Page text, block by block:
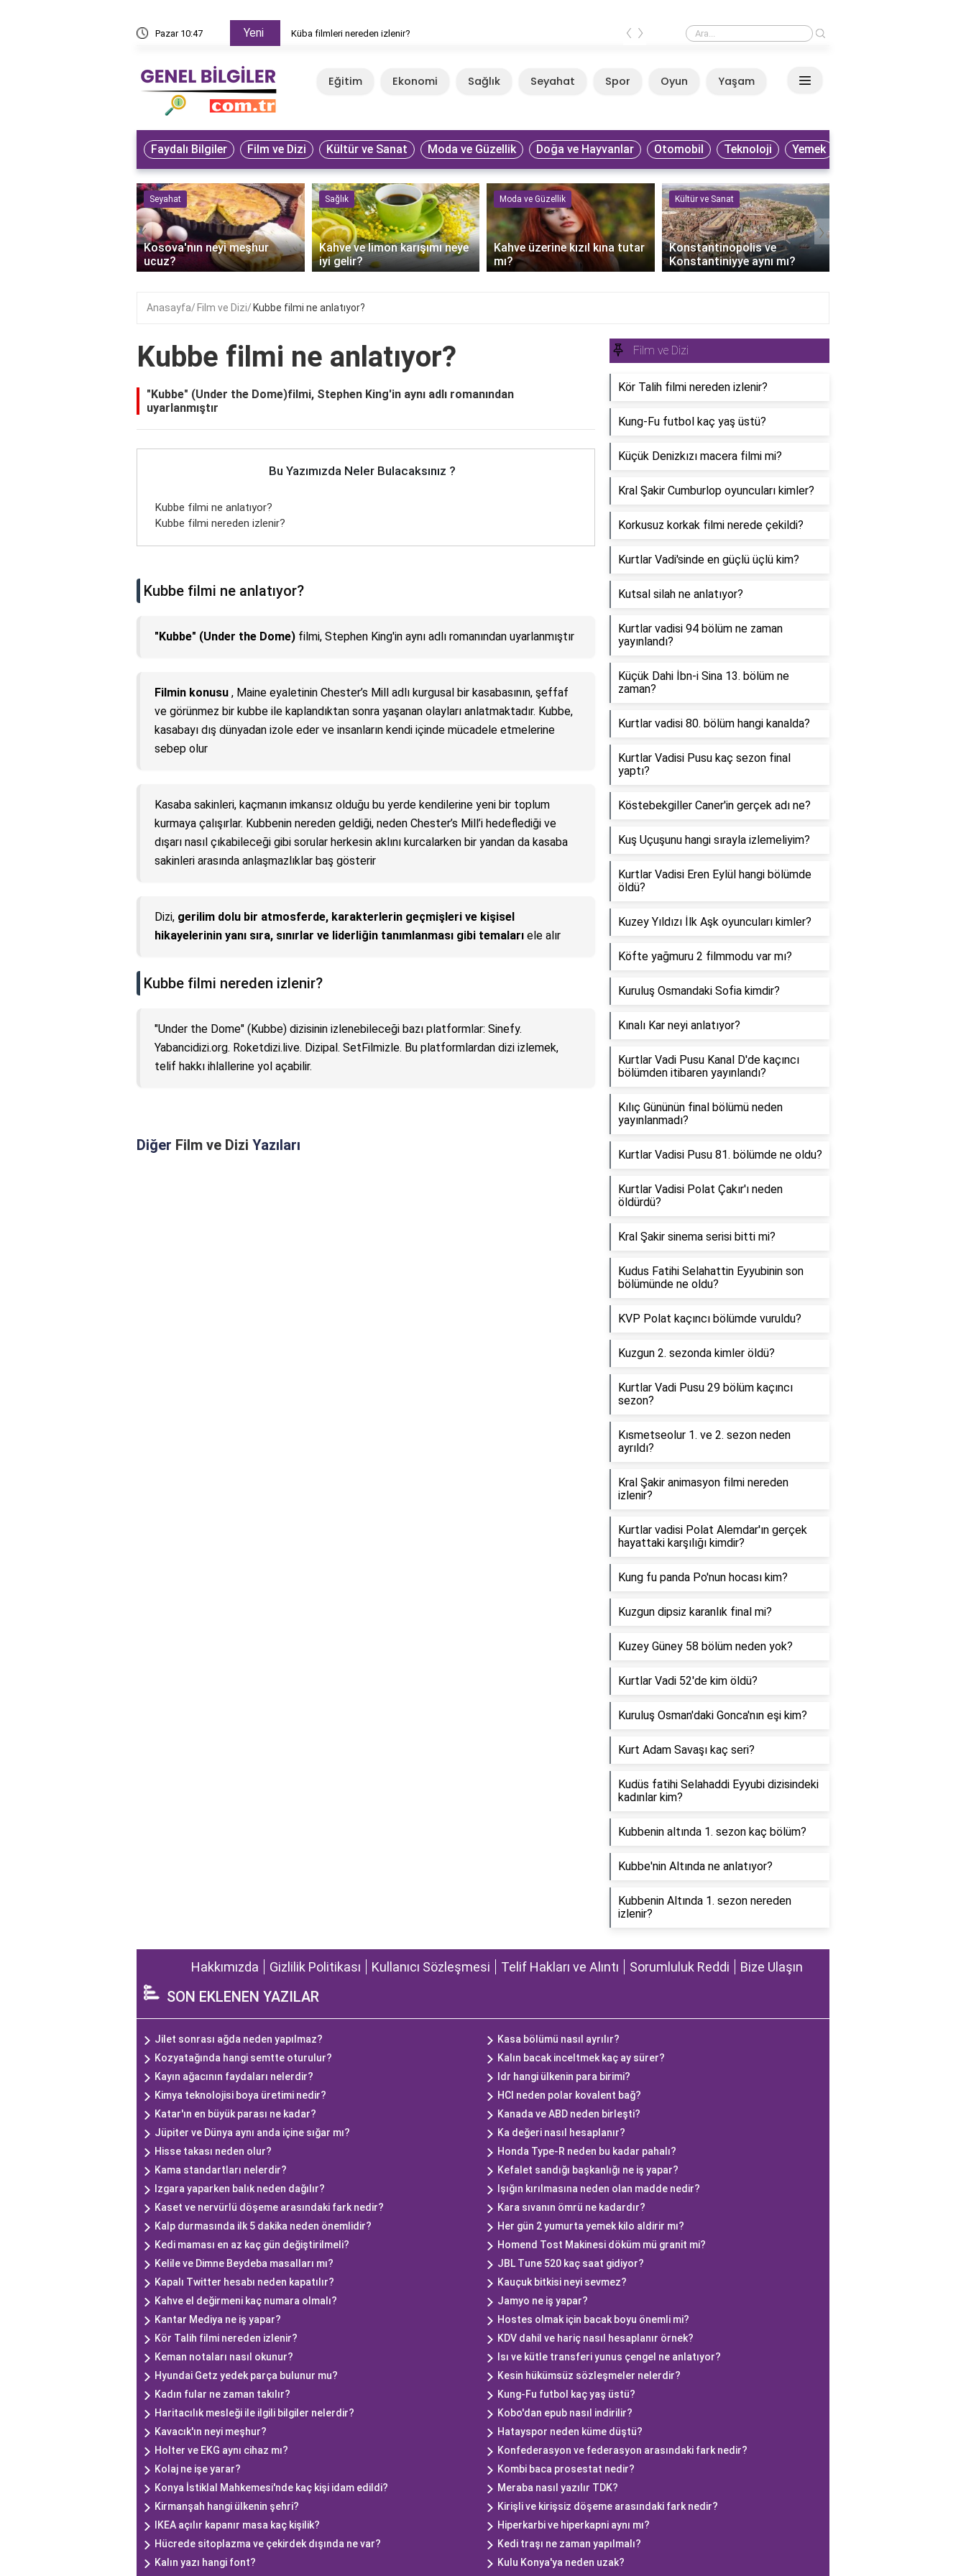
Pazar 10:47 Yeni Küba filmleri nereden izlenir? Küba filmleri nereden izlenir?
‹ ›
Eğitim Ekonomi Sağlık Seyahat Spor Oyun Yaşam
Faydalı Bilgiler Film ve Dizi Kültür ve Sanat Moda ve Güzellik Doğa ve Hayvanlar Otomobil Teknoloji Yemek
Seyahat
Kosova'nın neyi meşhur
ucuz?
Sağlık
Kahve ve limon karışımı neye
iyi gelir?
Moda ve Güzellik
Kahve üzerine kızıl kına tutar
mı?
Kültür ve Sanat
Konstantinopolis ve
Konstantiniyye aynı mı?
‹ ›
Anasayfa Film ve Dizi Kubbe filmi ne anlatıyor?
Kubbe filmi ne anlatıyor?
"Kubbe" (Under the Dome)filmi, Stephen King'in aynı adlı romanından
uyarlanmıştır
Bu Yazımızda Neler Bulacaksınız ?
Kubbe filmi ne anlatıyor?
Kubbe filmi nereden izlenir?
Kubbe filmi ne anlatıyor?
"Kubbe" (Under the Dome) filmi, Stephen King'in aynı adlı romanından uyarlanmıştır
Filmin konusu , Maine eyaletinin Chester’s Mill adlı kurgusal bir kasabasının, şeffaf
ve görünmez bir kubbe ile kaplandıktan sonra yaşanan olayları anlatmaktadır. Kubbe,
kasabayı dış dünyadan izole eder ve insanların kendi içinde mücadele etmelerine
sebep olur
Kasaba sakinleri, kaçmanın imkansız olduğu bu yerde kendilerine yeni bir toplum
kurmaya çalışırlar. Kubbenin nereden geldiği, neden Chester’s Mill’i hedeflediği ve
dışarı nasıl çıkabileceği gibi sorular herkesin aklını kurcalarken bir yandan da kasaba
sakinleri arasında anlaşmazlıklar baş gösterir
Dizi, gerilim dolu bir atmosferde, karakterlerin geçmişleri ve kişisel
hikayelerinin yanı sıra, sınırlar ve liderliğin tanımlanması gibi temaları ele alır
Kubbe filmi nereden izlenir?
"Under the Dome" (Kubbe) dizisinin izlenebileceği bazı platformlar: Sinefy.
Yabancidizi.org. Roketdizi.live. Dizipal. SetFilmizle. Bu platformlardan dizi izlemek,
telif hakkı ihlallerine yol açabilir.
Diğer Film ve Dizi Yazıları
Film ve Dizi
Kör Talih filmi nereden izlenir?
Kung-Fu futbol kaç yaş üstü?
Küçük Denizkızı macera filmi mi?
Kral Şakir Cumburlop oyuncuları kimler?
Korkusuz korkak filmi nerede çekildi?
Kurtlar Vadi'sinde en güçlü üçlü kim?
Kutsal silah ne anlatıyor?
Kurtlar vadisi 94 bölüm ne zaman
yayınlandı?
Küçük Dahi İbn-i Sina 13. bölüm ne
zaman?
Kurtlar vadisi 80. bölüm hangi kanalda?
Kurtlar Vadisi Pusu kaç sezon final
yaptı?
Köstebekgiller Caner'in gerçek adı ne?
Kuş Uçuşunu hangi sırayla izlemeliyim?
Kurtlar Vadisi Eren Eylül hangi bölümde
öldü?
Kuzey Yıldızı İlk Aşk oyuncuları kimler?
Köfte yağmuru 2 filmmodu var mı?
Kuruluş Osmandaki Sofia kimdir?
Kınalı Kar neyi anlatıyor?
Kurtlar Vadi Pusu Kanal D'de kaçıncı
bölümden itibaren yayınlandı?
Kılıç Gününün final bölümü neden
yayınlanmadı?
Kurtlar Vadisi Pusu 81. bölümde ne oldu?
Kurtlar Vadisi Polat Çakır'ı neden
öldürdü?
Kral Şakir sinema serisi bitti mi?
Kudus Fatihi Selahattin Eyyubinin son
bölümünde ne oldu?
KVP Polat kaçıncı bölümde vuruldu?
Kuzgun 2. sezonda kimler öldü?
Kurtlar Vadi Pusu 29 bölüm kaçıncı
sezon?
Kısmetseolur 1. ve 2. sezon neden
ayrıldı?
Kral Şakir animasyon filmi nereden
izlenir?
Kurtlar vadisi Polat Alemdar'ın gerçek
hayattaki karşılığı kimdir?
Kung fu panda Po'nun hocası kim?
Kuzgun dipsiz karanlık final mi?
Kuzey Güney 58 bölüm neden yok?
Kurtlar Vadi 52'de kim öldü?
Kuruluş Osman'daki Gonca'nın eşi kim?
Kurt Adam Savaşı kaç seri?
Kudüs fatihi Selahaddi Eyyubi dizisindeki
kadınlar kim?
Kubbenin altında 1. sezon kaç bölüm?
Kubbe'nin Altında ne anlatıyor?
Kubbenin Altında 1. sezon nereden
izlenir?
Hakkımızda Gizlilik Politikası Kullanıcı Sözleşmesi Telif Hakları ve Alıntı Sorumluluk Reddi Bize Ulaşın
SON EKLENEN YAZILAR
Jilet sonrası ağda neden yapılmaz?
Kasa bölümü nasıl ayrılır?
Kozyatağında hangi semtte oturulur?
Kalın bacak inceltmek kaç ay sürer?
Kayın ağacının faydaları nelerdir?
Idr hangi ülkenin para birimi?
Kimya teknolojisi boya üretimi nedir?
HCl neden polar kovalent bağ?
Katar'ın en büyük parası ne kadar?
Kanada ve ABD neden birleşti?
Jüpiter ve Dünya aynı anda içine sığar mı?
Ka değeri nasıl hesaplanır?
Hisse takası neden olur?
Honda Type-R neden bu kadar pahalı?
Kama standartları nelerdir?
Kefalet sandığı başkanlığı ne iş yapar?
Izgara yaparken balık neden dağılır?
Işığın kırılmasına neden olan madde nedir?
Kaset ve nervürlü döşeme arasındaki fark nedir?
Kara sıvanın ömrü ne kadardır?
Kalp durmasında ilk 5 dakika neden önemlidir?
Her gün 2 yumurta yemek kilo aldirir mı?
Kedi maması en az kaç gün değiştirilmeli?
Homend Tost Makinesi döküm mü granit mi?
Kelile ve Dimne Beydeba masalları mı?
JBL Tune 520 kaç saat gidiyor?
Kapalı Twitter hesabı neden kapatılır?
Kauçuk bitkisi neyi sevmez?
Kahve el değirmeni kaç numara olmalı?
Jamyo ne iş yapar?
Kantar Mediya ne iş yapar?
Hostes olmak için bacak boyu önemli mi?
Kör Talih filmi nereden izlenir?
KDV dahil ve hariç nasıl hesaplanır örnek?
Keman notaları nasıl okunur?
Isı ve kütle transferi yunus çengel ne anlatıyor?
Hyundai Getz yedek parça bulunur mu?
Kesin hükümsüz sözleşmeler nelerdir?
Kadın fular ne zaman takılır?
Kung-Fu futbol kaç yaş üstü?
Haritacılık mesleği ile ilgili bilgiler nelerdir?
Kobo'dan epub nasıl indirilir?
Kavacık'ın neyi meşhur?
Hatayspor neden küme düştü?
Holter ve EKG aynı cihaz mı?
Konfederasyon ve federasyon arasındaki fark nedir?
Kolaj ne işe yarar?
Kombi baca prosestat nedir?
Konya İstiklal Mahkemesi'nde kaç kişi idam edildi?
Meraba nasıl yazılır TDK?
Kirmanşah hangi ülkenin şehri?
Kirişli ve kirişsiz döşeme arasındaki fark nedir?
IKEA açılır kapanır masa kaç kişilik?
Hiperkarbi ve hiperkapni aynı mı?
Hücrede sitoplazma ve çekirdek dışında ne var?
Kedi traşı ne zaman yapılmalı?
Kalın yazı hangi font?
Kulu Konya'ya neden uzak?